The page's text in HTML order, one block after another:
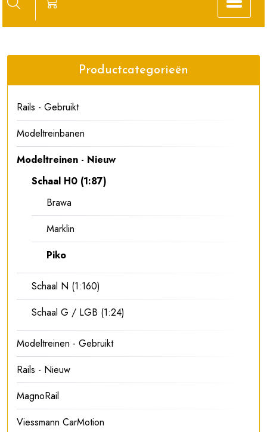
Productcategorieën
Rails - Gebruikt
Modeltreinbanen
Modeltreinen - Nieuw
Schaal H0 (1:87)
Brawa
Marklin
Piko
Schaal N (1:160)
Schaal G / LGB (1:24)
Modeltreinen - Gebruikt
Rails - Nieuw
MagnoRail
Viessmann CarMotion